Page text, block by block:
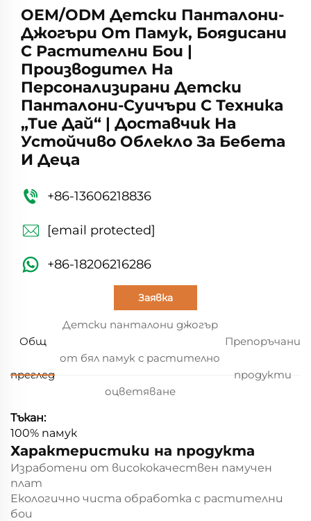
OEM/ODM Детски Панталони-
Джогъри От Памук, Боядисани
С Растителни Бои |
Производител На
Персонализирани Детски
Панталони-Суичъри С Техника
„тие Дай“ | Доставчик На
Устойчиво Облекло За Бебета
И Деца
+86-13606218836
[email protected]
+86-18206216286
Заявка
Общ
преглед
Детски панталони джогър
от бял памук с растително
оцветяване
Препоръчани
продукти
Тъкан:
100% памук
Характеристики на продукта
Изработени от висококачествен памучен
плат
Екологично чиста обработка с растителни
бои